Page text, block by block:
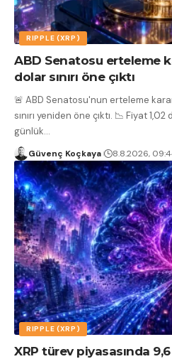
RIPPLE (XRP)
ABD Senatosu erteleme
dolar sınırı öne çıktı
🚨 ABD Senatosu'nun erteleme
sınırı yeniden öne çıktı. 📉 Fiyat
günlük…
Güvenç Koçkaya 8.8.2026,
RIPPLE (XRP)
XRP türev piyasasında